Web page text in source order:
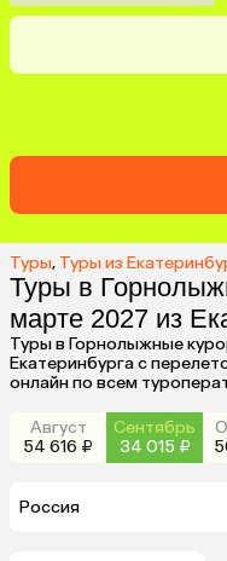
Туры, Туры из
Туры в
марте 2027 из
Туры в Горнолыжные
Екатеринбурга с
онлайн по всем
Август
54 616 ₽
Сентябрь
34 015 ₽
Россия